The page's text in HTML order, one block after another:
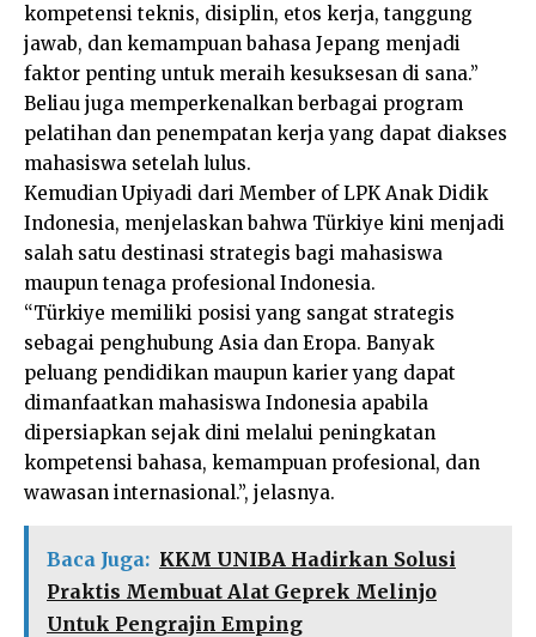
kompetensi teknis, disiplin, etos kerja, tanggung
jawab, dan kemampuan bahasa Jepang menjadi
faktor penting untuk meraih kesuksesan di sana.”
Beliau juga memperkenalkan berbagai program
pelatihan dan penempatan kerja yang dapat diakses
mahasiswa setelah lulus.
Kemudian Upiyadi dari Member of LPK Anak Didik
Indonesia, menjelaskan bahwa Türkiye kini menjadi
salah satu destinasi strategis bagi mahasiswa
maupun tenaga profesional Indonesia.
“Türkiye memiliki posisi yang sangat strategis
sebagai penghubung Asia dan Eropa. Banyak
peluang pendidikan maupun karier yang dapat
dimanfaatkan mahasiswa Indonesia apabila
dipersiapkan sejak dini melalui peningkatan
kompetensi bahasa, kemampuan profesional, dan
wawasan internasional.”, jelasnya.
Baca Juga: KKM UNIBA Hadirkan Solusi
Praktis Membuat Alat Geprek Melinjo
Untuk Pengrajin Emping